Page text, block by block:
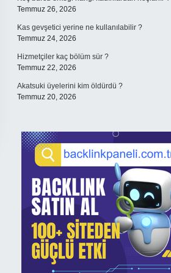
Temmuz 26, 2026
Kas gevşetici yerine ne kullanılabilir ?
Temmuz 24, 2026
Hizmetçiler kaç bölüm sür ?
Temmuz 22, 2026
Akatsuki üyelerini kim öldürdü ?
Temmuz 20, 2026